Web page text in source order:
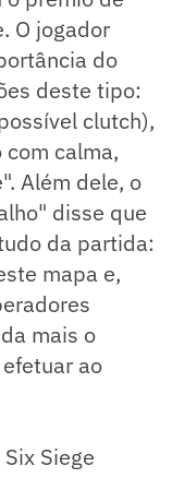
O jogador
do
deste tipo:
clutch),
calma,
Além dele, o
disse que
da partida:
mapa e,
mais o
ao
Siege